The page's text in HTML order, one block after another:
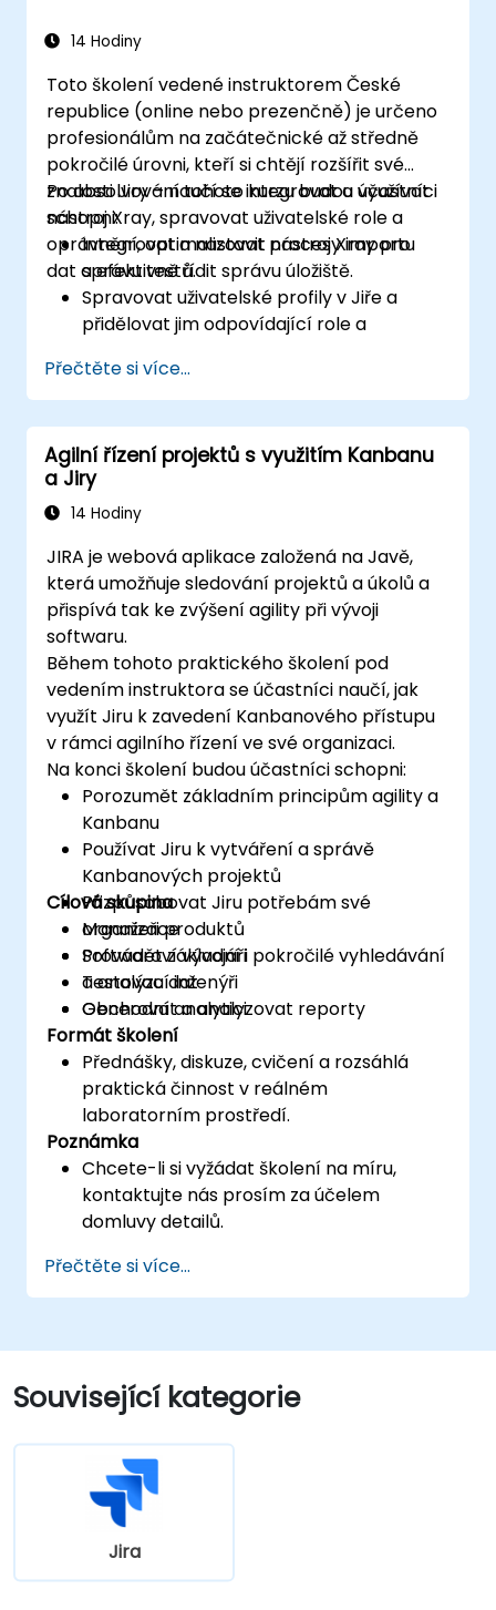
14 Hodiny
Toto školení vedené instruktorem České
republice (online nebo prezenčně) je určeno
profesionálům na začátečnické až středně
pokročilé úrovni, kteří si chtějí rozšířit své
znalosti Jiry – naučí se integrovat a využívat
nástroj Xray, spravovat uživatelské role a
oprávnění, optimalizovat procesy importu
dat a efektivně řídit správu úložiště.
Po absolvování tohoto kurzu budou účastníci
schopni:
Integrovat a nastavit nástroj Xray pro
správu testů.
Spravovat uživatelské profily v Jiře a
přidělovat jim odpovídající role a
Efektivně importovat data do Jiry podle
osvědčených postupů.
Optimalizovat využití úložiště v Jiře a
zavést strategie pro správu dat.
Přečtěte si více...
Agilní řízení projektů s využitím Kanbanu
a Jiry
14 Hodiny
JIRA je webová aplikace založená na Javě,
která umožňuje sledování projektů a úkolů a
přispívá tak ke zvýšení agility při vývoji
softwaru.
Během tohoto praktického školení pod
vedením instruktora se účastníci naučí, jak
využít Jiru k zavedení Kanbanového přístupu
v rámci agilního řízení ve své organizaci.
Na konci školení budou účastníci schopni:
Porozumět základním principům agility a
Kanbanu
Používat Jiru k vytváření a správě
Kanbanových projektů
Přizpůsobovat Jiru potřebám své
organizace
Provádět základní i pokročilé vyhledávání
a analýzu dat
Generovat a analyzovat reporty
Cílová skupina
Manažeři produktů
Softwaroví vývojáři
Testovací inženýři
Obchodní analytici
Formát školení
Přednášky, diskuze, cvičení a rozsáhlá
praktická činnost v reálném
laboratorním prostředí.
Poznámka
Chcete-li si vyžádat školení na míru,
kontaktujte nás prosím za účelem
domluvy detailů.
Přečtěte si více...
Související kategorie
Jira